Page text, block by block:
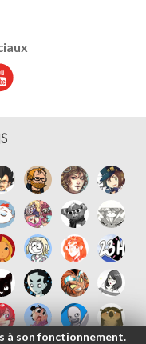
à son fonctionnement.